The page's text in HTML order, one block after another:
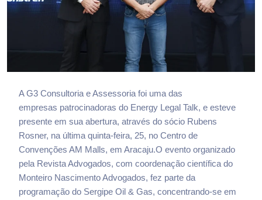
A G3 Consultoria e Assessoria foi uma das
empresas patrocinadoras do Energy Legal Talk, e esteve
presente em sua abertura, através do sócio Rubens
Rosner, na última quinta-feira, 25, no Centro de
Convenções AM Malls, em Aracaju.O evento organizado
pela Revista Advogados, com coordenação científica do
Monteiro Nascimento Advogados, fez parte da
programação do Sergipe Oil & Gas, concentrando-se em